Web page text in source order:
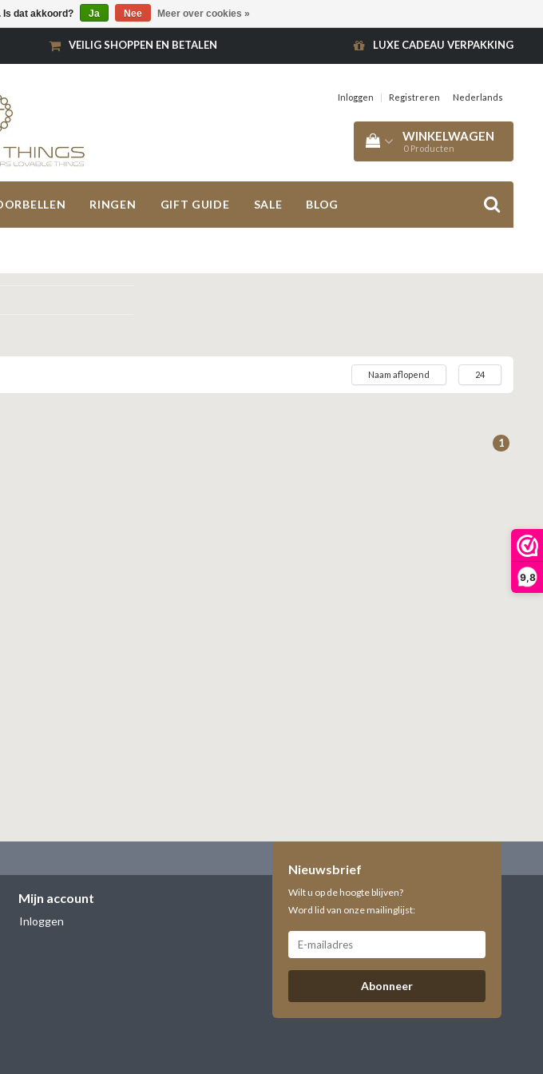
9,8
VEILIG SHOPPEN EN BETALEN LUXE CADEAU VERPAKKING
Inloggen | Registreren Nederlands
WINKELWAGEN
0 Producten
RINGEN GIFT GUIDE SALE BLOG
Naam aflopend 24
1
Mijn account
Inloggen
Nieuwsbrief
Wilt u op de hoogte blijven?
Word lid van onze mailinglijst:
Abonneer
Is dat akkoord? Ja Nee Meer over cookies »